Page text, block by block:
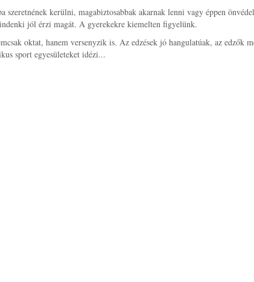
kerülni, magabiztosabbak akarnak lenni vagy éppen
jól érzi magát. A gyerekekre kiemelten figyelünk.
oktat, hanem versenyzik is. Az edzések jó hangulatúak, az edzők
sport egyesületeket idézi...